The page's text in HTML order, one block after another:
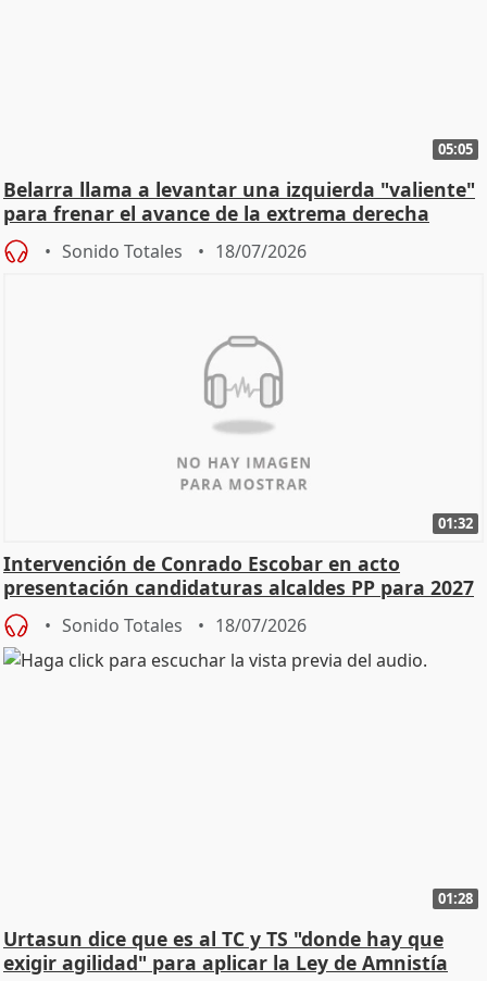
05:05
Belarra llama a levantar una izquierda "valiente"
para frenar el avance de la extrema derecha
Sonido Totales 18/07/2026
01:32
Intervención de Conrado Escobar en acto
presentación candidaturas alcaldes PP para 2027
Sonido Totales 18/07/2026
01:28
Urtasun dice que es al TC y TS "donde hay que
exigir agilidad" para aplicar la Ley de Amnistía